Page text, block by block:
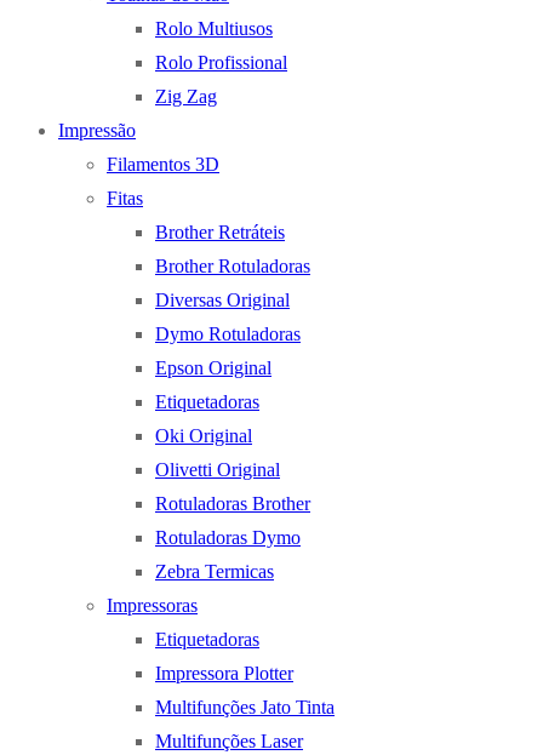
Rolo Multiusos
Rolo Profissional
Zig Zag
Impressão
Filamentos 3D
Fitas
Brother Retráteis
Brother Rotuladoras
Diversas Original
Dymo Rotuladoras
Epson Original
Etiquetadoras
Oki Original
Olivetti Original
Rotuladoras Brother
Rotuladoras Dymo
Zebra Termicas
Impressoras
Etiquetadoras
Impressora Plotter
Multifunções Jato Tinta
Multifunções Laser